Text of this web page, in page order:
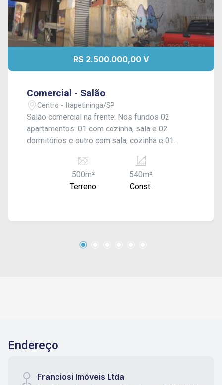
R$ 2.500.000,00 V
Comercial - Salão
Centro - Itapetininga/SP
Salão comercial na frente. Nos fundos 02
apartamentos: 01 com cozinha, sala e 02
dormitórios e outro com sala, cozinha e 01
500m²
Terreno
540m²
Const.
Endereço
Franciosi Imóveis Ltda